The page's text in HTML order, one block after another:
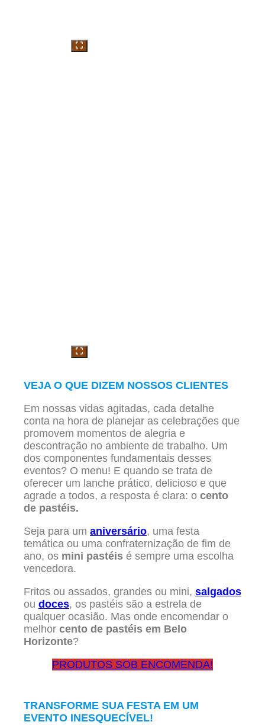
VEJA O QUE DIZEM NOSSOS CLIENTES
Em nossas vidas agitadas, cada detalhe
conta na hora de planejar as celebrações que
promovem momentos de alegria e
descontração no ambiente de trabalho. Um
dos componentes fundamentais desses
eventos? O menu! E quando se trata de
oferecer um lanche prático, delicioso e que
agrade a todos, a resposta é clara: o cento
de pastéis.
Seja para um aniversário, uma festa
temática ou uma confraternização de fim de
ano, os mini pastéis é sempre uma escolha
vencedora.
Fritos ou assados, grandes ou mini, salgados
ou doces, os pastéis são a estrela de
qualquer ocasião. Mas onde encomendar o
melhor cento de pastéis em Belo
Horizonte?
PRODUTOS SOB ENCOMENDA!
TRANSFORME SUA FESTA EM UM
EVENTO INESQUECÍVEL!